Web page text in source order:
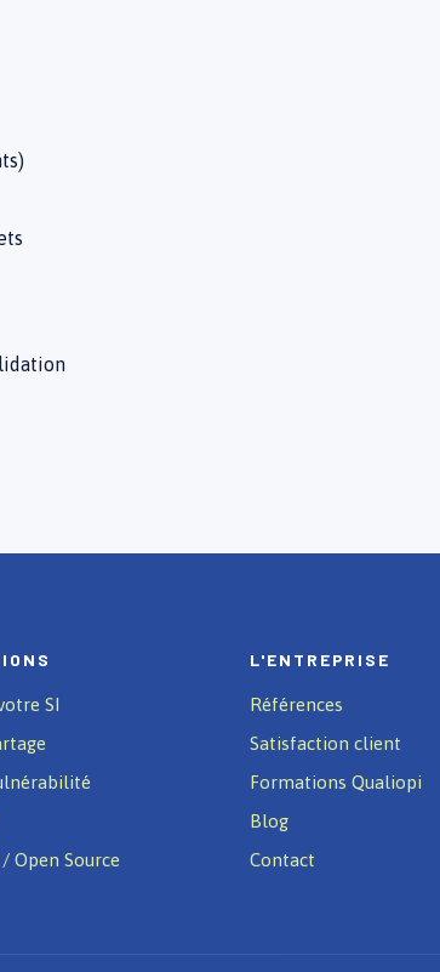
SI
Open Source
L'ENTREPRISE
Références
Satisfaction client
Formations Qualiopi
Blog
Contact